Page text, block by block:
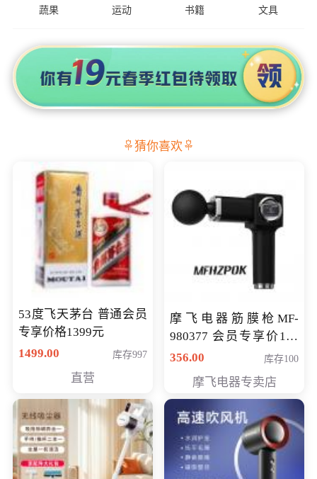
蔬果 运动 书籍 文具
猜你喜欢
53度飞天茅台 普通会员
专享价格1399元
1499.00
库存997
直营
摩飞电器筋膜枪MF-
980377 会员专享价199
元
356.00 库存100
摩飞电器专卖店